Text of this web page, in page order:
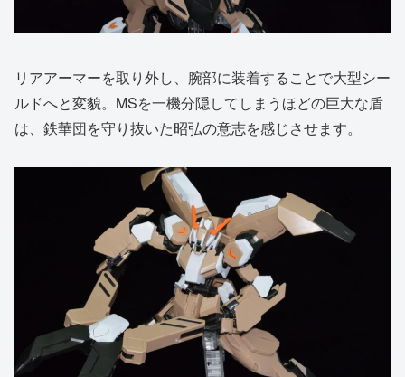
リアアーマーを取り外し、腕部に装着することで大型シー
ルドへと変貌。MSを一機分隠してしまうほどの巨大な盾
は、鉄華団を守り抜いた昭弘の意志を感じさせます。